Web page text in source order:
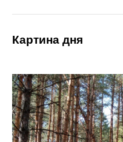
Картина дня